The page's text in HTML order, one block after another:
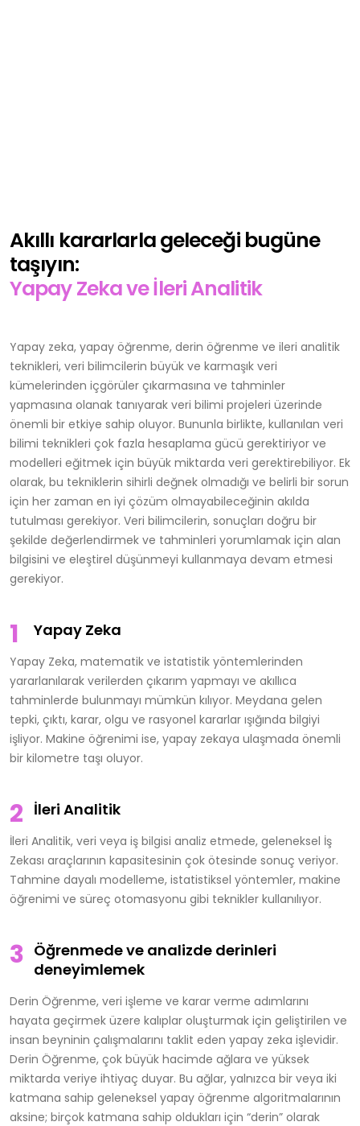
Akıllı kararlarla geleceği bugüne
taşıyın:
Yapay Zeka ve İleri Analitik
Yapay zeka, yapay öğrenme, derin öğrenme ve ileri analitik
teknikleri, veri bilimcilerin büyük ve karmaşık veri
kümelerinden içgörüler çıkarmasına ve tahminler
yapmasına olanak tanıyarak veri bilimi projeleri üzerinde
önemli bir etkiye sahip oluyor. Bununla birlikte, kullanılan veri
bilimi teknikleri çok fazla hesaplama gücü gerektiriyor ve
modelleri eğitmek için büyük miktarda veri gerektirebiliyor. Ek
olarak, bu tekniklerin sihirli değnek olmadığı ve belirli bir sorun
için her zaman en iyi çözüm olmayabileceğinin akılda
tutulması gerekiyor. Veri bilimcilerin, sonuçları doğru bir
şekilde değerlendirmek ve tahminleri yorumlamak için alan
bilgisini ve eleştirel düşünmeyi kullanmaya devam etmesi
gerekiyor.
Yapay Zeka
Yapay Zeka, matematik ve istatistik yöntemlerinden
yararlanılarak verilerden çıkarım yapmayı ve akıllıca
tahminlerde bulunmayı mümkün kılıyor. Meydana gelen
tepki, çıktı, karar, olgu ve rasyonel kararlar ışığında bilgiyi
işliyor. Makine öğrenimi ise, yapay zekaya ulaşmada önemli
bir kilometre taşı oluyor.
İleri Analitik
İleri Analitik, veri veya iş bilgisi analiz etmede, geleneksel İş
Zekası araçlarının kapasitesinin çok ötesinde sonuç veriyor.
Tahmine dayalı modelleme, istatistiksel yöntemler, makine
öğrenimi ve süreç otomasyonu gibi teknikler kullanılıyor.
Öğrenmede ve analizde derinleri
deneyimlemek
Derin Öğrenme, veri işleme ve karar verme adımlarını
hayata geçirmek üzere kalıplar oluşturmak için geliştirilen ve
insan beyninin çalışmalarını taklit eden yapay zeka işlevidir.
Derin Öğrenme, çok büyük hacimde ağlara ve yüksek
miktarda veriye ihtiyaç duyar. Bu ağlar, yalnızca bir veya iki
katmana sahip geleneksel yapay öğrenme algoritmalarının
aksine; birçok katmana sahip oldukları için “derin” olarak